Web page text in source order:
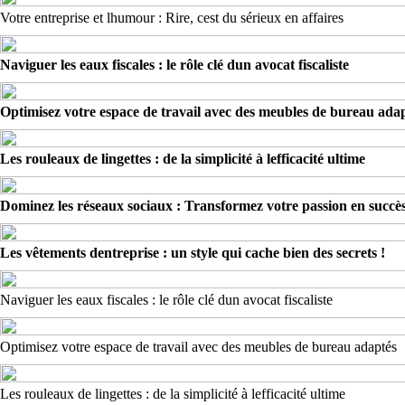
Votre entreprise et lhumour : Rire, cest du sérieux en affaires
Naviguer les eaux fiscales : le rôle clé dun avocat fiscaliste
Optimisez votre espace de travail avec des meubles de bureau
Les rouleaux de lingettes : de la simplicité à lefficacité ultime
Dominez les réseaux sociaux : Transformez votre passion en
Les vêtements dentreprise : un style qui cache bien des secrets !
Naviguer les eaux fiscales : le rôle clé dun avocat fiscaliste
Optimisez votre espace de travail avec des meubles de bureau adaptés
Les rouleaux de lingettes : de la simplicité à lefficacité ultime